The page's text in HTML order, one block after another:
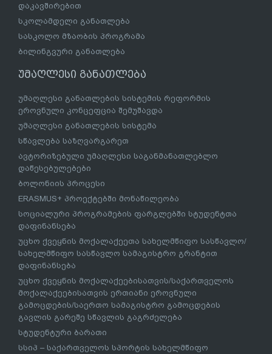
დაკავშირებით
სკოლამდელი განათლება
სასკოლო მზაობის პროგრამა
ბილინგვური განათლება
უმაღლესი განათლება
უმაღლესი განათლების სისტემის რეფორმის
ეროვნული კონცეფცია შემუშავდა
უმაღლესი განათლების სისტემა
სწავლება საზღვარგარეთ
ავტორიზებული უმაღლესი საგანმანათლებლო
დაწესებულებები
ბოლონიის პროცესი
ERASMUS+ პროექტებში მონაწილეობა
სოციალური პროგრამების ფარგლებში სტუდენტთა
დაფინანსება
უცხო ქვეყნის მოქალაქეეთა სახელმწიფო სასწავლო/
სახელმწიფო სასწავლო სამაგისტრო გრანტით
დაფინანსება
უცხო ქვეყნის მოქალაქეებისათვის/საქართველოს
მოქალაქეებისათვის ერთიანი ეროვნული
გამოცდების/საერთო სამაგისტრო გამოცდების
გავლის გარეშე სწავლის გაგრძელება
სტუდენტური ბარათი
სსიპ – საქართველოს სპორტის სახელმწიფო